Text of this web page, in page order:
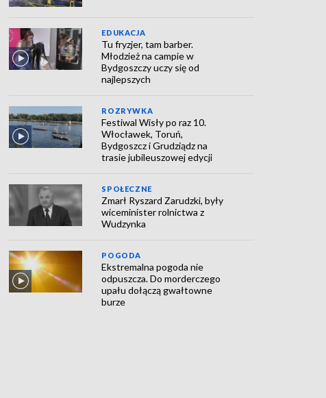
EDUKACJA
Tu fryzjer, tam barber.
Młodzież na campie w
Bydgoszczy uczy się od
najlepszych
ROZRYWKA
Festiwal Wisły po raz 10.
Włocławek, Toruń,
Bydgoszcz i Grudziądz na
trasie jubileuszowej edycji
SPOŁECZNE
Zmarł Ryszard Zarudzki, były
wiceminister rolnictwa z
Wudzynka
POGODA
Ekstremalna pogoda nie
odpuszcza. Do morderczego
upału dołączą gwałtowne
burze